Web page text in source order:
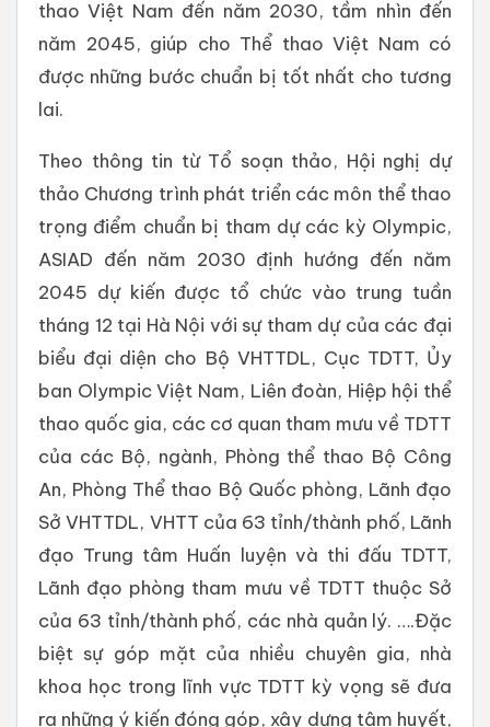
thao Việt Nam đến năm 2030, tầm nhìn đến
năm 2045, giúp cho Thể thao Việt Nam có
được những bước chuẩn bị tốt nhất cho tương
lai.
Theo thông tin từ Tổ soạn thảo, Hội nghị dự
thảo Chương trình phát triển các môn thể thao
trọng điểm chuẩn bị tham dự các kỳ Olympic,
ASIAD đến năm 2030 định hướng đến năm
2045 dự kiến được tổ chức vào trung tuần
tháng 12 tại Hà Nội với sự tham dự của các đại
biểu đại diện cho Bộ VHTTDL, Cục TDTT, Ủy
ban Olympic Việt Nam, Liên đoàn, Hiệp hội thể
thao quốc gia, các cơ quan tham mưu về TDTT
của các Bộ, ngành, Phòng thể thao Bộ Công
An, Phòng Thể thao Bộ Quốc phòng, Lãnh đạo
Sở VHTTDL, VHTT của 63 tỉnh/thành phố, Lãnh
đạo Trung tâm Huấn luyện và thi đấu TDTT,
Lãnh đạo phòng tham mưu về TDTT thuộc Sở
của 63 tỉnh/thành phố, các nhà quản lý. ….Đặc
biệt sự góp mặt của nhiều chuyên gia, nhà
khoa học trong lĩnh vực TDTT kỳ vọng sẽ đưa
ra những ý kiến đóng góp, xây dựng tâm huyết,